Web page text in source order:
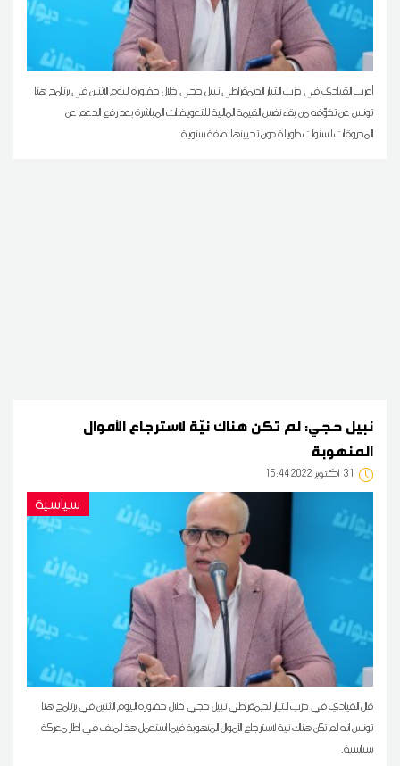
أعرب القيادي في حزب التيار الديمقراطي نبيل حجي خلال حضوره اليوم الاثنين في برنامج هنا
تونس عن تخوّفه من إبقاء نفس القيمة المالية للتعويضات المباشرة بعد رفع الدعم عن
المحروقات لسنوات طويلة دون تحيينها بصفة سنوية.
نبيل حجي: لم تكن هناك نيّة لاسترجاع الأموال
المنهوبة
31 15:44 2022 أكتوبر
سياسية
قال القيادي في حزب التيار الديمقراطي نبيل حجي خلال حضوره اليوم الاثنين في برنامج هنا
تونس انه لم تكن هناك نية لاسترجاع الأموال المنهوبة فيما استعمل هذ الملف في اطار معركة
سياسية.